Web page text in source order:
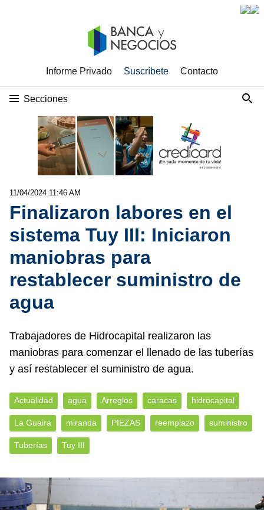
Informe Privado Suscríbete Contacto
Secciones
11/04/2024 11:46 AM
Finalizaron labores en el
sistema Tuy III: Iniciaron
maniobras para
restablecer suministro de
agua
Trabajadores de Hidrocapital realizaron las
maniobras para comenzar el llenado de las tuberías
y así restablecer el suministro de agua.
Actualidad agua Arreglos caracas hidrocapital
La Guaira miranda PIEZAS reemplazo suministro
Tuberías Tuy III